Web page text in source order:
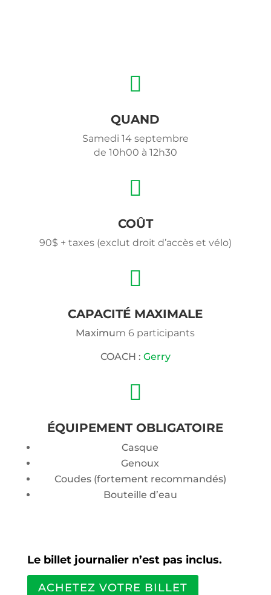

QUAND
Samedi 14 septembre
de 10h00 à 12h30

COÛT
90$ + taxes (exclut droit d’accès et vélo)

CAPACITÉ MAXIMALE
Maximum 6 participants
COACH : Gerry

ÉQUIPEMENT OBLIGATOIRE
Casque
Genoux
Coudes (fortement recommandés)
Bouteille d’eau
Le billet journalier n’est pas inclus.
ACHETEZ VOTRE BILLET